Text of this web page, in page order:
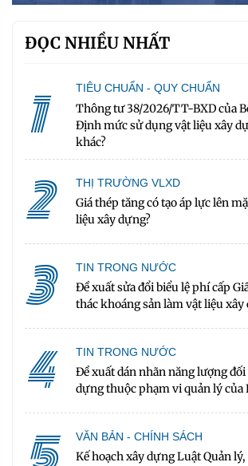
ĐỌC NHIỀU NHẤT
1 TIÊU CHUẨN - QUY CHUẨN
Thông tư 38/2026/TT-BXD của
Định mức sử dụng vật liệu xây
khác?
2 THỊ TRƯỜNG VLXD
Giá thép tăng có tạo áp lực lên
liệu xây dựng?
3 TIN TRONG NƯỚC
Đề xuất sửa đổi biểu lệ phí cấp
thác khoáng sản làm vật liệu xây
4 TIN TRONG NƯỚC
Đề xuất dán nhãn năng lượng
dựng thuộc phạm vi quản lý của
VĂN BẢN - CHÍNH SÁCH
Kế hoạch xây dựng Luật Quản